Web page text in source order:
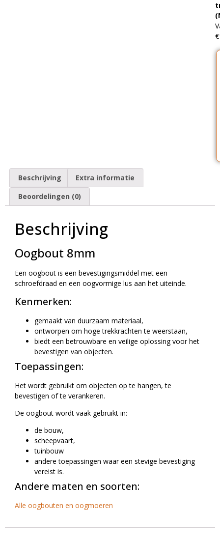
Beschrijving Extra informatie
Beoordelingen (0)
Beschrijving
Oogbout 8mm
Een oogbout is een bevestigingsmiddel met een
schroefdraad en een oogvormige lus aan het uiteinde.
Kenmerken:
gemaakt van duurzaam materiaal,
ontworpen om hoge trekkrachten te weerstaan,
biedt een betrouwbare en veilige oplossing voor het
bevestigen van objecten.
Toepassingen:
Het wordt gebruikt om objecten op te hangen, te
bevestigen of te verankeren.
De oogbout wordt vaak gebruikt in:
de bouw,
scheepvaart,
tuinbouw
andere toepassingen waar een stevige bevestiging
vereist is.
Andere maten en soorten:
Alle oogbouten en oogmoeren